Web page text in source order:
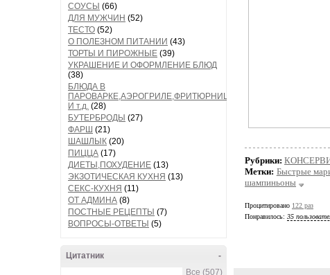
СОУСЫ (66)
ДЛЯ МУЖЧИН (52)
ТЕСТО (52)
О ПОЛЕЗНОМ ПИТАНИИ (43)
ТОРТЫ И ПИРОЖНЫЕ (39)
УКРАШЕНИЕ И ОФОРМЛЕНИЕ БЛЮД
(38)
БЛЮДА В
ПАРОВАРКЕ,АЭРОГРИЛЕ,ФРИТЮРНИЦЕ
И т.д. (28)
БУТЕРБРОДЫ (27)
ФАРШ (21)
ШАШЛЫК (20)
ПИЦЦА (17)
ДИЕТЫ,ПОХУДЕНИЕ (13)
ЭКЗОТИЧЕСКАЯ КУХНЯ (13)
СЕКС-КУХНЯ (11)
ОТ АДМИНА (8)
ПОСТНЫЕ РЕЦЕПТЫ (7)
ВОПРОСЫ-ОТВЕТЫ (5)
-
Цитатник
Все (507)
Рубрики:
Метки: Быстрые
шампиньоны
Процитировано 122 раз
Понравилось: 35